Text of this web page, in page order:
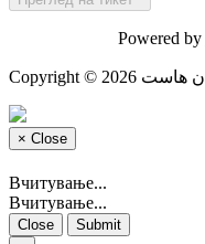
Powered by
× Close
Вчитување...
Вчитување...
Close
Submit